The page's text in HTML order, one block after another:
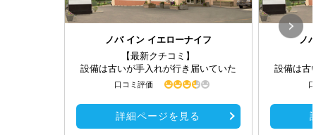
ノバ イン イエローナイフ
【最新クチコミ】
設備は古いが手入れが行き届いていた
口コミ評価
詳細ページを見る
ノ
設備は古